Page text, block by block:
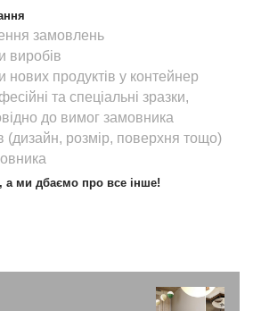
замовлень
виробів
нових продуктів у контейнер
та спеціальні зразки,
до вимог замовника
(дизайн, розмір, поверхня тощо)
а ми дбаємо про все інше!